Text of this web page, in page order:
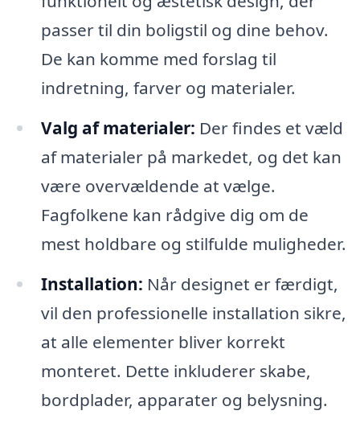
passer til din boligstil og dine behov.
De kan komme med forslag til
indretning, farver og materialer.
Valg af materialer: Der findes et væld
af materialer på markedet, og det kan
være overvældende at vælge.
Fagfolkene kan rådgive dig om de
mest holdbare og stilfulde muligheder.
Installation: Når designet er færdigt,
vil den professionelle installation sikre,
at alle elementer bliver korrekt
monteret. Dette inkluderer skabe,
bordplader, apparater og belysning.